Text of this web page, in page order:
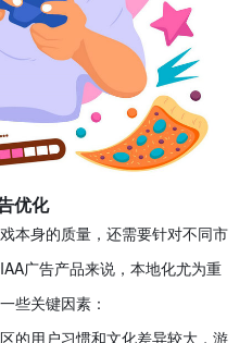
优化
本身的质量，还需要针对不同市
广告产品来说，本地化尤为重
些关键因素：
的用户习惯和文化差异较大，游